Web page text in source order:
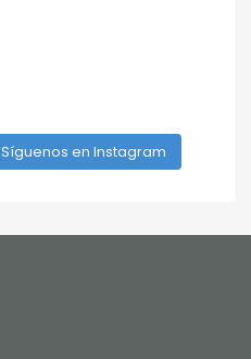
Síguenos en Instagram